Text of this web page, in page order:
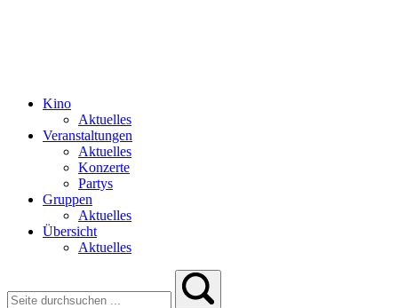
Kino
Aktuelles
Veranstaltungen
Aktuelles
Konzerte
Partys
Gruppen
Aktuelles
Übersicht
Aktuelles